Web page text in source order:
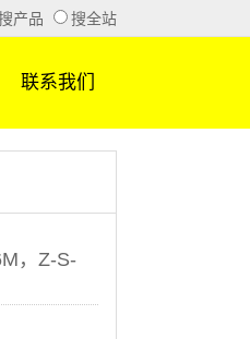
产品 搜全站
联系我们
，Z-S-